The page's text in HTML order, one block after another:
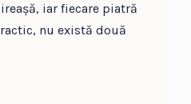
iar fiecare piatră
nu există două